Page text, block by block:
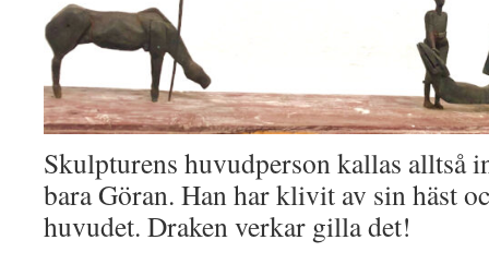
Skulpturens huvudperson kallas alltså
bara Göran. Han har klivit av sin häst
huvudet. Draken verkar gilla det!